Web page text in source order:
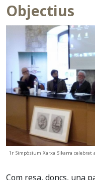
Objectius
1r Simpòsium Xarxa Sikarra
Com resa, doncs, una